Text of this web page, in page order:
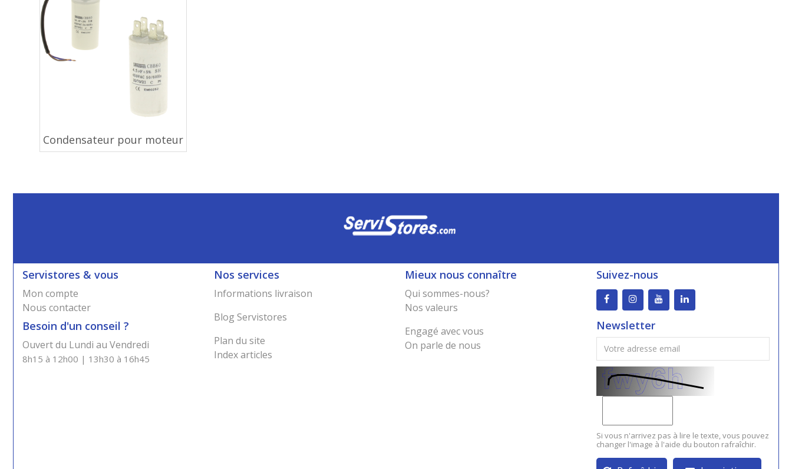
Condensateur pour moteur
Servistores & vous
Mon compte
Nous contacter
Besoin d'un conseil ?
Ouvert du Lundi au Vendredi
8h15 à 12h00 | 13h30 à 16h45
Nos services
Informations livraison
Blog Servistores
Plan du site
Index articles
Mieux nous connaître
Qui sommes-nous?
Nos valeurs
Engagé avec vous
On parle de nous
Suivez-nous
Newsletter
Si vous n'arrivez pas à lire le texte, vous pouvez
changer l'image à l'aide du bouton rafraîchir.